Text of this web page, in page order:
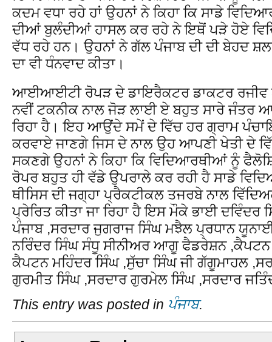
ਕਦਮ ਵਧਾ ਰਹੇ ਹਾਂ ਉਹਨਾਂ ਨੇ ਕਿਹਾ ਕਿ ਸਾਡੇ
ਦੀਆਂ ਬੁਲੰਦੀਆਂ ਹਾਸਲ ਕਰ ਰਹੇ ਨੇ ਇਥੋਂ ਪੜੇ ਹੋਏ
ਵੱਧ ਰਹੇ ਹਨ। ਉਹਨਾਂ ਨੇ ਗੱਲ ਪੰਜਾਬ ਦੀ ਦੀ ਬੇਹਦ
ਦਾ ਵੀ ਧੰਨਵਾਦ ਕੀਤਾ।
ਆਈਆਈਟੀ ਰੋਪੜ ਦੇ ਡਾਇਰੈਕਟਰ ਡਾਕਟਰ ਰਜੀਵ
ਨਵੀਂ ਟਕਨੀਕ ਨਾਲ ਜੋੜ ਲਾਈ ਏ ਬਹੁਤ ਸਾਰੇ
ਰਿਹਾ ਹੈ। ਇਹ ਆਉਂਦੇ ਸਮੇਂ ਦੇ ਵਿੱਚ ਹਰ ਗ੍ਰਾਮ
ਕਰਵਾਏ ਜਾਣਗੇ ਜਿਸ ਦੇ ਨਾਲ ਉਹ ਆਪਣੀ ਖੇਤੀ ਦੇ
ਸਕਣਗੇ ਉਹਨਾਂ ਨੇ ਕਿਹਾ ਕਿ ਵਿਦਿਆਰਥੀਆਂ ਨੂੰ
ਰੋਪਰ ਬਹੁਤ ਹੀ ਵੱਡੇ ਉਪਰਾਲੇ ਕਰ ਰਹੀ ਹੈ ਸਾਡੇ
ਥੀਸਿਸ ਦੀ ਜਗ੍ਹਾ ਪ੍ਰੈਕਟੀਕਲ ਤਜਰਬੇ ਨਾਲ
ਪ੍ਰੇਰਿਤ ਕੀਤਾ ਜਾ ਰਿਹਾ ਹੈ ਇਸ ਮੌਕੇ ਭਾਈ ਦਵਿੰਦਰ
ਪੰਜਾਬ ,ਸਰਦਾਰ ਜੁਗਰਾਜ ਸਿੰਘ ਮਝੈਲ ਪ੍ਰਧਾਨ
ਨਰਿੰਦਰ ਸਿੰਘ ਸੰਧੂ ਸੀਨੀਅਰ ਆਗੂ ਫੈਡਰੇਸ਼ਨ ,ਕੈਪਟਨ
ਕੈਪਟਨ ਮਹਿੰਦਰ ਸਿੰਘ ,ਸੁੱਚਾ ਸਿੰਘ ਜੀ ਗੱਗੂਮਾਹਲ
ਗੁਰਮੀਤ ਸਿੰਘ ,ਸਰਦਾਰ ਗੁਰਮੇਲ ਸਿੰਘ ,ਸਰਦਾਰ
This entry was posted in ਪੰਜਾਬ.